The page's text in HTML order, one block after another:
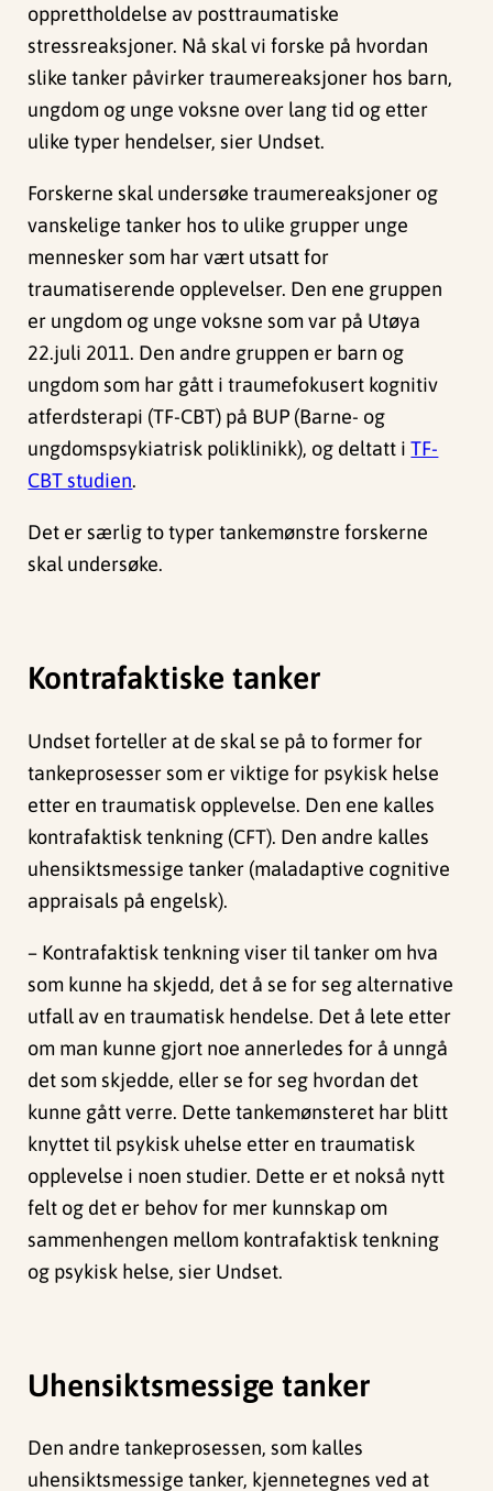
opprettholdelse av posttraumatiske
stressreaksjoner. Nå skal vi forske på hvordan
slike tanker påvirker traumereaksjoner hos barn,
ungdom og unge voksne over lang tid og etter
ulike typer hendelser, sier Undset.
Forskerne skal undersøke traumereaksjoner og
vanskelige tanker hos to ulike grupper unge
mennesker som har vært utsatt for
traumatiserende opplevelser. Den ene gruppen
er ungdom og unge voksne som var på Utøya
22.juli 2011. Den andre gruppen er barn og
ungdom som har gått i traumefokusert kognitiv
atferdsterapi (TF-CBT) på BUP (Barne- og
ungdomspsykiatrisk poliklinikk), og deltatt iTF-
CBT studien.
Det er særlig to typer tankemønstre forskerne
skal undersøke.
Kontrafaktiske tanker
Undset forteller at de skal se på to former for
tankeprosesser som er viktige for psykisk helse
etter en traumatisk opplevelse. Den ene kalles
kontrafaktisk tenkning (CFT). Den andre kalles
uhensiktsmessige tanker (maladaptive cognitive
appraisals på engelsk).
– Kontrafaktisk tenkning viser til tanker om hva
som kunne ha skjedd, det å se for seg alternative
utfall av en traumatisk hendelse. Det å lete etter
om man kunne gjort noe annerledes for å unngå
det som skjedde, eller se for seg hvordan det
kunne gått verre. Dette tankemønsteret har blitt
knyttet til psykisk uhelse etter en traumatisk
opplevelse i noen studier. Dette er et nokså nytt
felt og det er behov for mer kunnskap om
sammenhengen mellom kontrafaktisk tenkning
og psykisk helse, sier Undset.
Uhensiktsmessige tanker
Den andre tankeprosessen, som kalles
uhensiktsmessige tanker, kjennetegnes ved at